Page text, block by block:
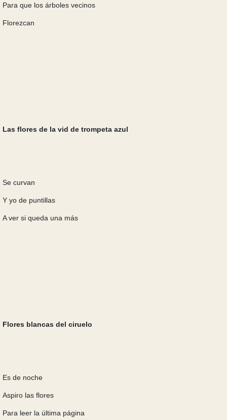
Para que los árboles vecinos
Florezcan
Las flores de la vid de trompeta azul
Se curvan
Y yo de puntillas
A ver si queda una más
Flores blancas del ciruelo
Es de noche
Aspiro las flores
Para leer la última página